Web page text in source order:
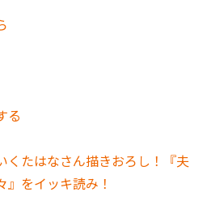
る
くたはなさん描きおろし！『夫
』をイッキ読み！